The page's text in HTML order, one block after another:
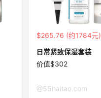
$265.76 (约1784元)
日常紧致保湿套装
价值$302
@55haitao.com
精华唇蜜等好礼